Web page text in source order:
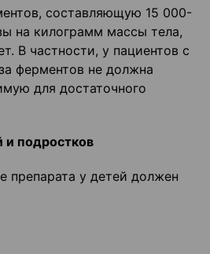
составляющую 15 000-
на килограмм массы тела,
В частности, у пациентов с
ферментов не должна
для достаточного
и подростков
препарата у детей должен